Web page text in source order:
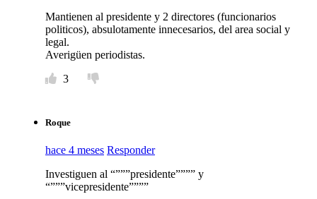
Mantienen al presidente y 2 directores (funcionarios
politicos), absulotamente innecesarios, del area social y
legal.
Averigüen periodistas.
3
Roque
hace 4 meses Responder
Investiguen al “”””presidente”””” y
“”””vicepresidente””””